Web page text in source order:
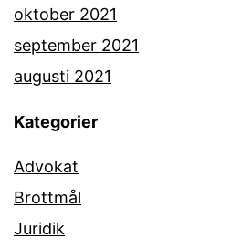
oktober 2021
september 2021
augusti 2021
Kategorier
Advokat
Brottmål
Juridik